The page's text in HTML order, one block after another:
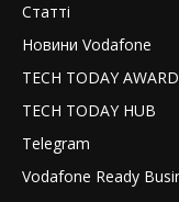
Статті
Новини Vodafone
TECH TODAY
TECH TODAY HUB
Telegram
Vodafone Ready